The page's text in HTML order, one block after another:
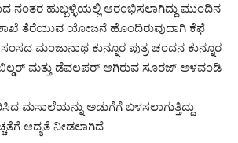
ನಂತರ ಹುಬ್ಬಳ್ಳಿಯಲ್ಲಿ ಆರಂಭಿಸಲಾಗಿದ್ದು ಮುಂದಿನ
ಶಾಖೆ ತೆರೆಯುವ ಯೋಜನೆ ಹೊಂದಿರುವುದಾಗಿ ಕೆಫೆ
ಮಂಜುನಾಥ ಕುನ್ನೂರ ಪುತ್ರ ಚಂದನ ಕುನ್ನೂರ
ಬಿಲ್ಡರ್ ಮತ್ತು ಡೆವಲಪರ್ ಆಗಿರುವ ಸೂರಜ್ ಅಳವಂಡಿ
ಅಡುಗೆಗೆ ಬಳಸಲಾಗುತ್ತಿದ್ದು
ಆದ್ಯತೆ ನೀಡಲಾಗಿದೆ.